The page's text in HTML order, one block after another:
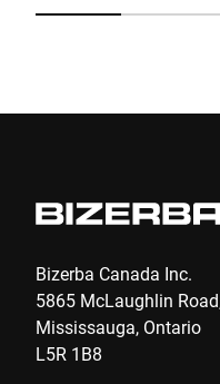
Envoyer
Bizerba Canada Inc.
5865 McLaughlin
Mississauga, Ontario
L5R 1B8